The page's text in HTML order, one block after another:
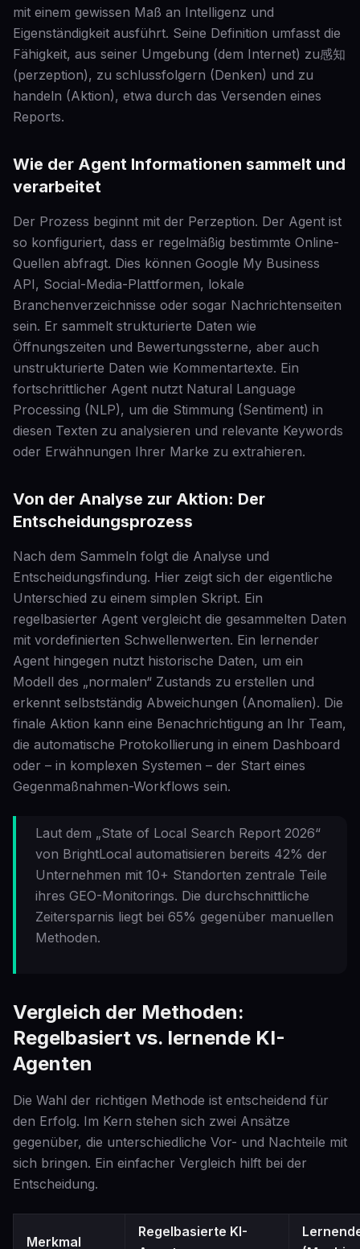
mit einem gewissen Maß an Intelligenz und
Eigenständigkeit ausführt. Seine Definition umfasst die
Fähigkeit, aus seiner Umgebung (dem Internet) zu感知
(perzeption), zu schlussfolgern (Denken) und zu
handeln (Aktion), etwa durch das Versenden eines
Reports.
Wie der Agent Informationen sammelt und
verarbeitet
Der Prozess beginnt mit der Perzeption. Der Agent ist
so konfiguriert, dass er regelmäßig bestimmte Online-
Quellen abfragt. Dies können Google My Business
API, Social-Media-Plattformen, lokale
Branchenverzeichnisse oder sogar Nachrichtenseiten
sein. Er sammelt strukturierte Daten wie
Öffnungszeiten und Bewertungssterne, aber auch
unstrukturierte Daten wie Kommentartexte. Ein
fortschrittlicher Agent nutzt Natural Language
Processing (NLP), um die Stimmung (Sentiment) in
diesen Texten zu analysieren und relevante Keywords
oder Erwähnungen Ihrer Marke zu extrahieren.
Von der Analyse zur Aktion: Der
Entscheidungsprozess
Nach dem Sammeln folgt die Analyse und
Entscheidungsfindung. Hier zeigt sich der eigentliche
Unterschied zu einem simplen Skript. Ein
regelbasierter Agent vergleicht die gesammelten Daten
mit vordefinierten Schwellenwerten. Ein lernender
Agent hingegen nutzt historische Daten, um ein
Modell des „normalen“ Zustands zu erstellen und
erkennt selbstständig Abweichungen (Anomalien). Die
finale Aktion kann eine Benachrichtigung an Ihr Team,
die automatische Protokollierung in einem Dashboard
oder – in komplexen Systemen – der Start eines
Gegenmaßnahmen-Workflows sein.
Laut dem „State of Local Search Report 2026“
von BrightLocal automatisieren bereits 42% der
Unternehmen mit 10+ Standorten zentrale Teile
ihres GEO-Monitorings. Die durchschnittliche
Zeitersparnis liegt bei 65% gegenüber manuellen
Methoden.
Vergleich der Methoden:
Regelbasiert vs. lernende KI-
Agenten
Die Wahl der richtigen Methode ist entscheidend für
den Erfolg. Im Kern stehen sich zwei Ansätze
gegenüber, die unterschiedliche Vor- und Nachteile mit
sich bringen. Ein einfacher Vergleich hilft bei der
Entscheidung.
Merkmal
Regelbasierte KI-